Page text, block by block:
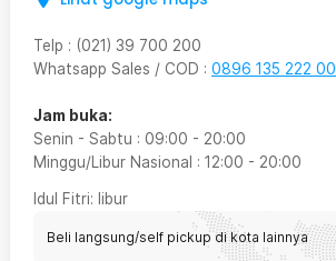
Telp : (021) 39 700 200
Whatsapp Sales / COD : 0896 135 222 00
Jam buka:
Senin - Sabtu : 09:00 - 20:00
Minggu/Libur Nasional : 12:00 - 20:00
Idul Fitri: libur
Beli langsung/self pickup di kota lainnya